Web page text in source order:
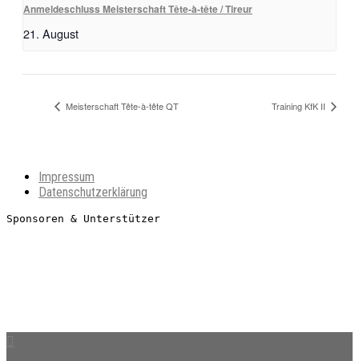
Anmeldeschluss Meisterschaft Tête-à-tête / Tireur
21. August
Meisterschaft Tête-à-tête QT Training KfK II
Impressum
Datenschutzerklärung
Sponsoren & Unterstützer